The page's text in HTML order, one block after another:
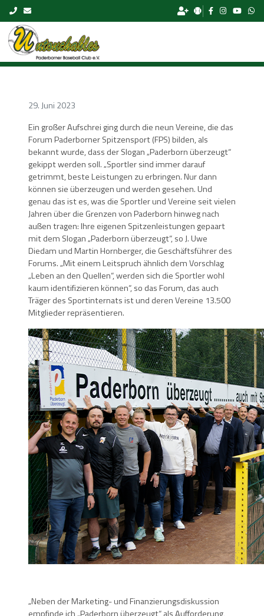
Skip to content
29. Juni 2023
Ein großer Aufschrei ging durch die neun Vereine, die das
Forum Paderborner Spitzensport (FPS) bilden, als
bekannt wurde, dass der Slogan „Paderborn überzeugt“
gekippt werden soll. „Sportler sind immer darauf
getrimmt, beste Leistungen zu erbringen. Nur dann
können sie überzeugen und werden gesehen. Und
genau das ist es, was die Sportler und Vereine seit vielen
Jahren über die Grenzen von Paderborn hinweg nach
außen tragen: Ihre eigenen Spitzenleistungen gepaart
mit dem Slogan „Paderborn überzeugt“, so J. Uwe
Diedam und Martin Hornberger, die Geschäftsführer des
Forums. „Mit einem Leitspruch ähnlich dem Vorschlag
„Leben an den Quellen“, werden sich die Sportler wohl
kaum identifizieren können“, so das Forum, das auch
Träger des Sportinternats ist und deren Vereine 13.500
Mitglieder repräsentieren.
„Neben der Marketing- und Finanzierungsdiskussion
empfinde ich „Paderborn überzeugt“ als Aufforderung,